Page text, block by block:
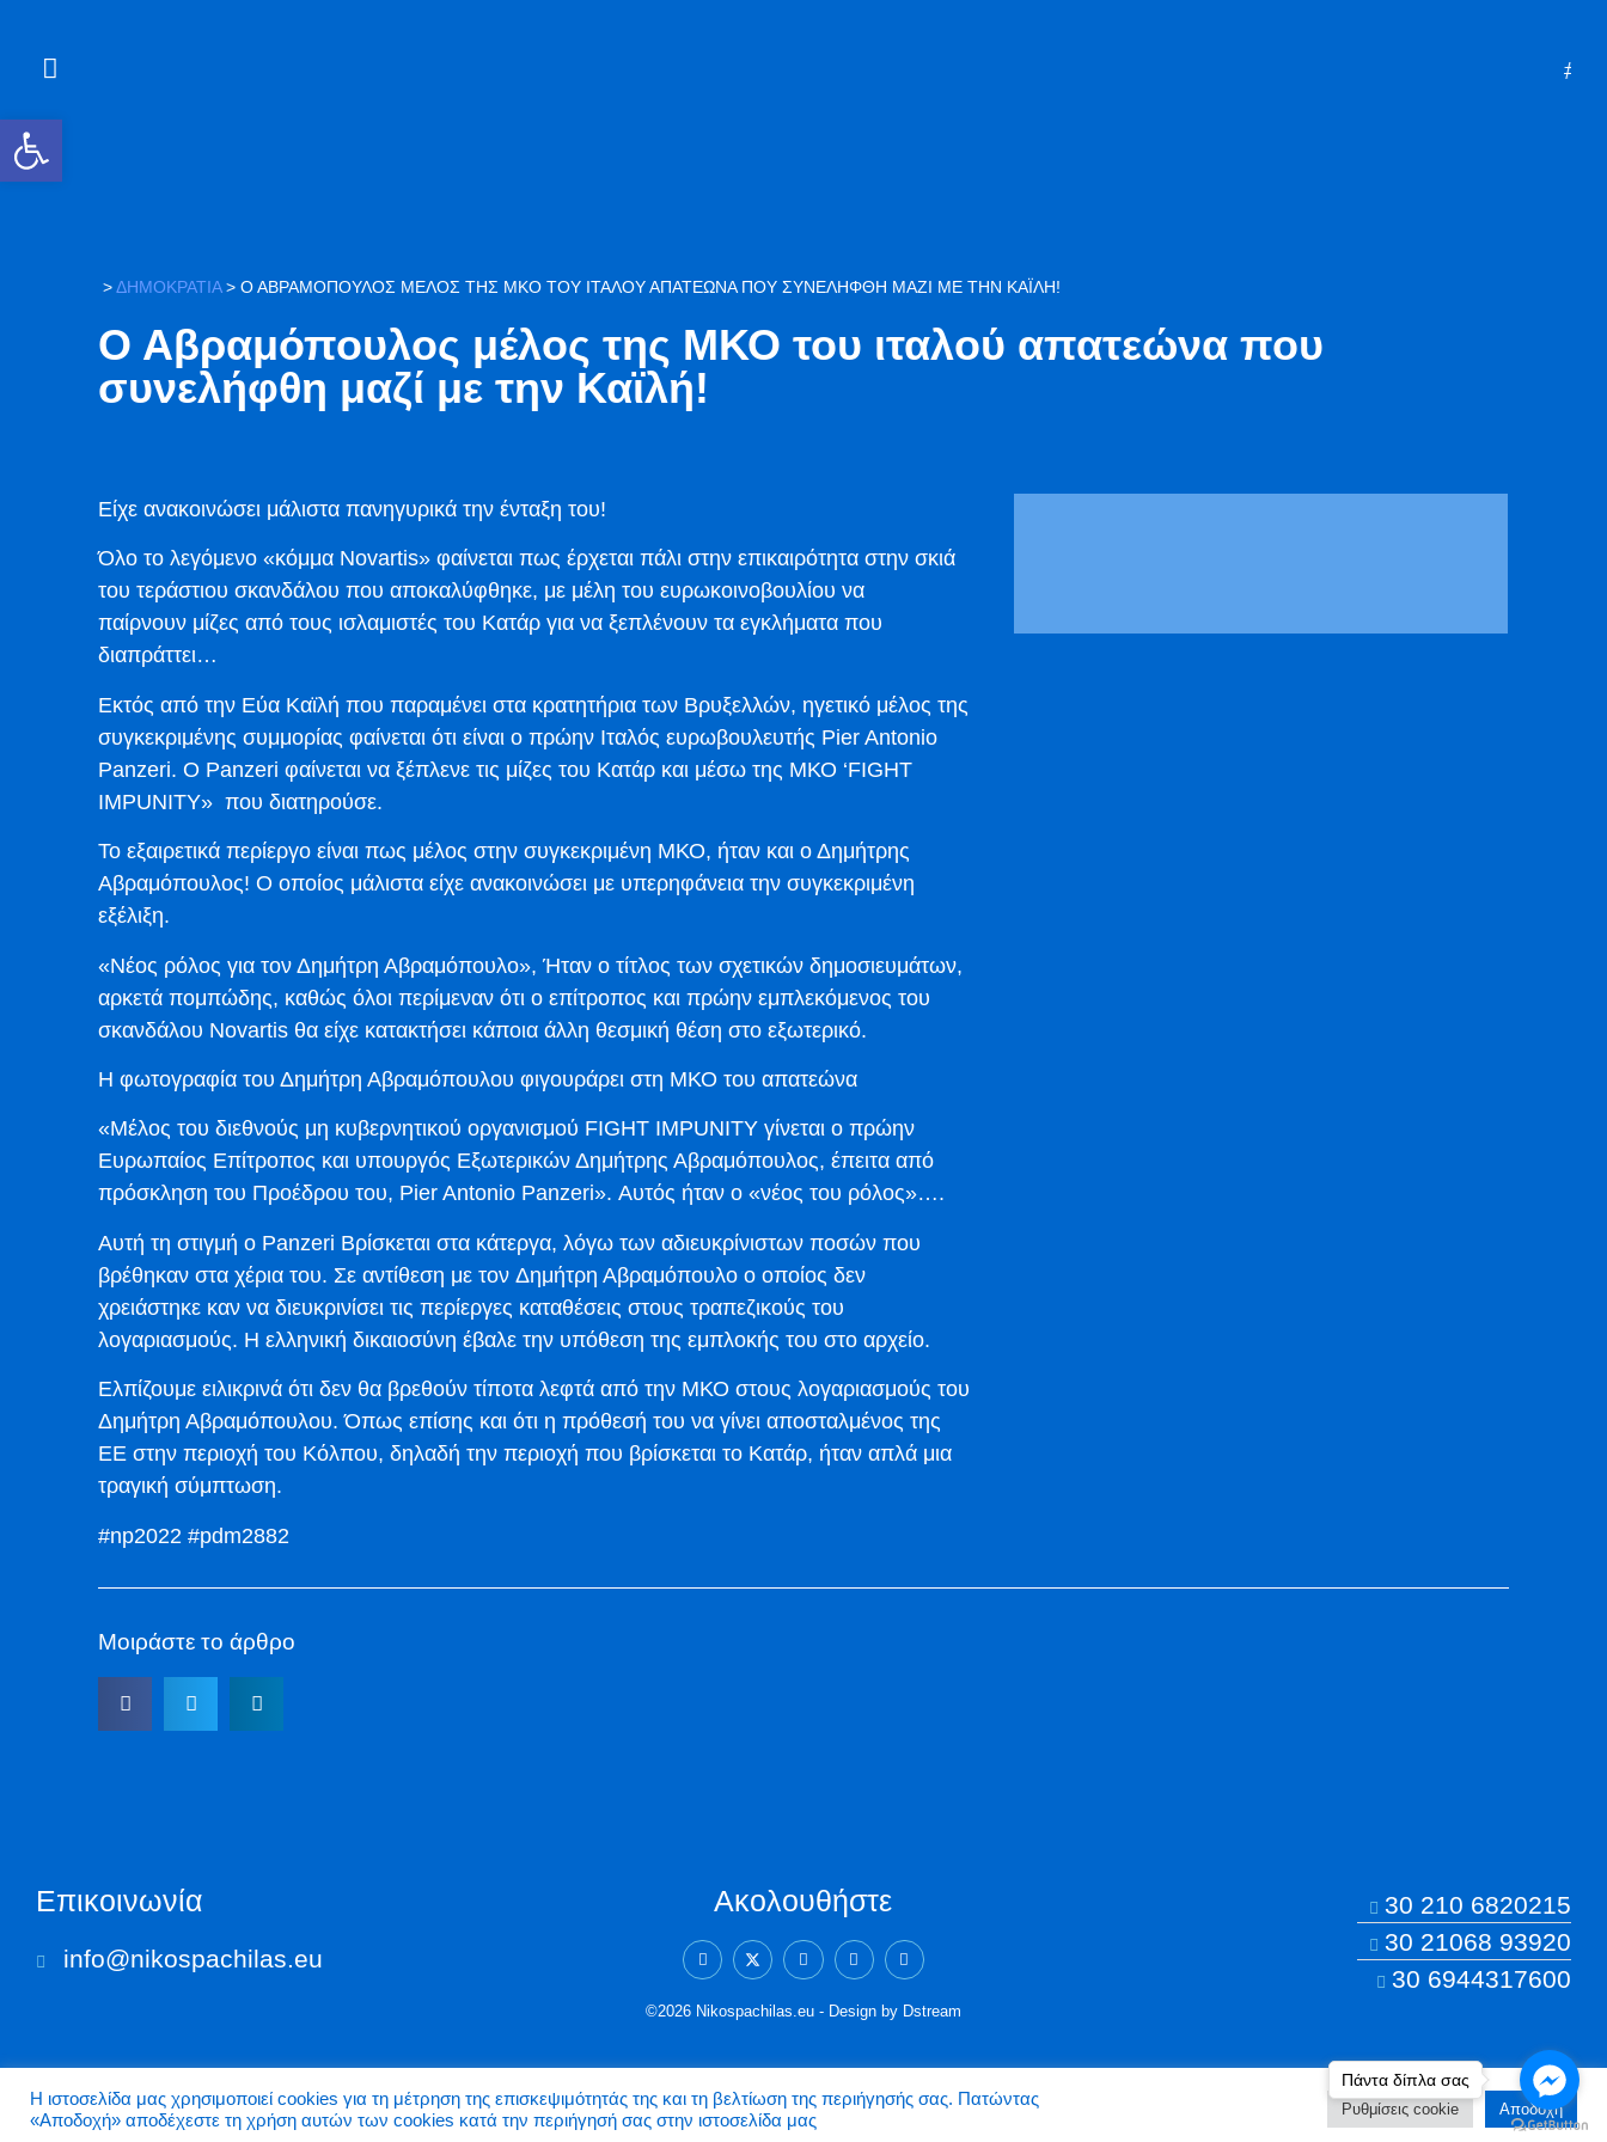
Ανοίξτε τη γραμμή εργαλείων
#mazi
>ΔΗΜΟΚΡΑΤΙΑ> Ο ΑΒΡΑΜΌΠΟΥΛΟΣ ΜΈΛΟΣ ΤΗΣ ΜΚΟ ΤΟΥ ΙΤΑΛΟΎ ΑΠΑΤΕΏΝΑ ΠΟΥ ΣΥΝΕΛΉΦΘΗ ΜΑΖΊ ΜΕ ΤΗΝ ΚΑΪΛΉ!
Ο Αβραμόπουλος μέλος της ΜΚΟ του ιταλού απατεώνα που
συνελήφθη μαζί με την Καϊλή!
Είχε ανακοινώσει μάλιστα πανηγυρικά την ένταξη του!
Όλο το λεγόμενο «κόμμα Novartis» φαίνεται πως έρχεται πάλι στην επικαιρότητα στην σκιά
του τεράστιου σκανδάλου που αποκαλύφθηκε, με μέλη του ευρωκοινοβουλίου να
παίρνουν μίζες από τους ισλαμιστές του Κατάρ για να ξεπλένουν τα εγκλήματα που
διαπράττει…
Εκτός από την Εύα Καϊλή που παραμένει στα κρατητήρια των Βρυξελλών, ηγετικό μέλος της
συγκεκριμένης συμμορίας φαίνεται ότι είναι ο πρώην Ιταλός ευρωβουλευτής Pier Antonio
Panzeri. Ο Panzeri φαίνεται να ξέπλενε τις μίζες του Κατάρ και μέσω της ΜΚΟ ‘FIGHT
IMPUNITY» που διατηρούσε.
Το εξαιρετικά περίεργο είναι πως μέλος στην συγκεκριμένη ΜΚΟ, ήταν και ο Δημήτρης
Αβραμόπουλος! Ο οποίος μάλιστα είχε ανακοινώσει με υπερηφάνεια την συγκεκριμένη
εξέλιξη.
«Νέος ρόλος για τον Δημήτρη Αβραμόπουλο», Ήταν ο τίτλος των σχετικών δημοσιευμάτων,
αρκετά πομπώδης, καθώς όλοι περίμεναν ότι ο επίτροπος και πρώην εμπλεκόμενος του
σκανδάλου Novartis θα είχε κατακτήσει κάποια άλλη θεσμική θέση στο εξωτερικό.
Η φωτογραφία του Δημήτρη Αβραμόπουλου φιγουράρει στη ΜΚΟ του απατεώνα
«Μέλος του διεθνούς μη κυβερνητικού οργανισμού FIGHT IMPUNITY γίνεται ο πρώην
Ευρωπαίος Επίτροπος και υπουργός Εξωτερικών Δημήτρης Αβραμόπουλος, έπειτα από
πρόσκληση του Προέδρου του, Pier Antonio Panzeri». Αυτός ήταν ο «νέος του ρόλος»….
Αυτή τη στιγμή ο Panzeri Βρίσκεται στα κάτεργα, λόγω των αδιευκρίνιστων ποσών που
βρέθηκαν στα χέρια του. Σε αντίθεση με τον Δημήτρη Αβραμόπουλο ο οποίος δεν
χρειάστηκε καν να διευκρινίσει τις περίεργες καταθέσεις στους τραπεζικούς του
λογαριασμούς. Η ελληνική δικαιοσύνη έβαλε την υπόθεση της εμπλοκής του στο αρχείο.
Ελπίζουμε ειλικρινά ότι δεν θα βρεθούν τίποτα λεφτά από την ΜΚΟ στους λογαριασμούς του
Δημήτρη Αβραμόπουλου. Όπως επίσης και ότι η πρόθεσή του να γίνει αποσταλμένος της
ΕΕ στην περιοχή του Κόλπου, δηλαδή την περιοχή που βρίσκεται το Κατάρ, ήταν απλά μια
τραγική σύμπτωση.
#np2022 #pdm2882
Μοιράστε το άρθρο
Επικοινωνία
info@nikospachilas.eu​
Ακολουθήστε
©2026 Nikospachilas.eu - Design by Dstream
30 210 6820215
30 21068 93920
30 6944317600
Η ιστοσελίδα μας χρησιμοποιεί cookies για τη μέτρηση της επισκεψιμότητάς της και τη βελτίωση της περιήγησής σας. Πατώντας
«Aποδοχή» αποδέχεστε τη χρήση αυτών των cookies κατά την περιήγησή σας στην ιστοσελίδα μας
Ρυθμίσεις cookie Aποδοχή
Πάντα δίπλα σας